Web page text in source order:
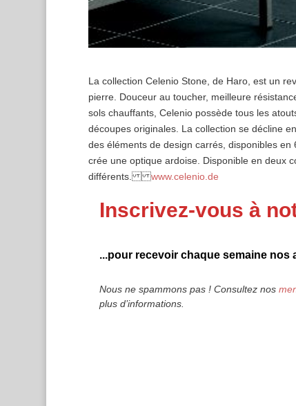
La collection Celenio Stone, de Haro, est un
pierre. Douceur au toucher, meilleure
sols chauffants, Celenio possède tous les
découpes originales. La collection se décline
des éléments de design carrés, disponibles
crée une optique ardoise. Disponible en deux
différents.www.celenio.de
Inscrivez-vous à
...pour recevoir chaque semaine nos
Nous ne spammons pas ! Consultez nos
plus d’informations.